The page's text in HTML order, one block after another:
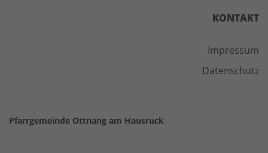
KONTAKT
Impressum
Datenschutz
Pfarrgemeinde Ottnang am Hausruck